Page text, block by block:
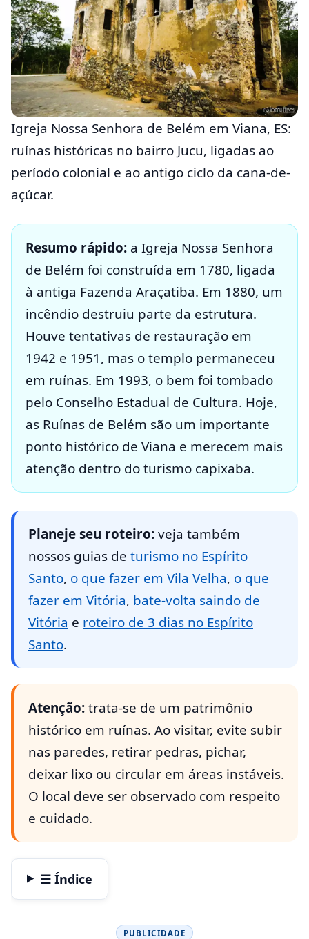
Igreja Nossa Senhora de Belém em Viana, ES:
ruínas históricas no bairro Jucu, ligadas ao
período colonial e ao antigo ciclo da cana-de-
açúcar.
Resumo rápido: a Igreja Nossa Senhora
de Belém foi construída em 1780, ligada
à antiga Fazenda Araçatiba. Em 1880, um
incêndio destruiu parte da estrutura.
Houve tentativas de restauração em
1942 e 1951, mas o templo permaneceu
em ruínas. Em 1993, o bem foi tombado
pelo Conselho Estadual de Cultura. Hoje,
as Ruínas de Belém são um importante
ponto histórico de Viana e merecem mais
atenção dentro do turismo capixaba.
Planeje seu roteiro:veja também
nossos guias de turismo no Espírito
Santo, o que fazer em Vila Velha, o que
fazer em Vitória, bate-volta saindo de
Vitória e roteiro de 3 dias no Espírito
Santo.
Atenção:trata-se de um patrimônio
histórico em ruínas. Ao visitar, evite subir
nas paredes, retirar pedras, pichar,
deixar lixo ou circular em áreas instáveis.
O local deve ser observado com respeito
e cuidado.
☰ Índice
PUBLICIDADE